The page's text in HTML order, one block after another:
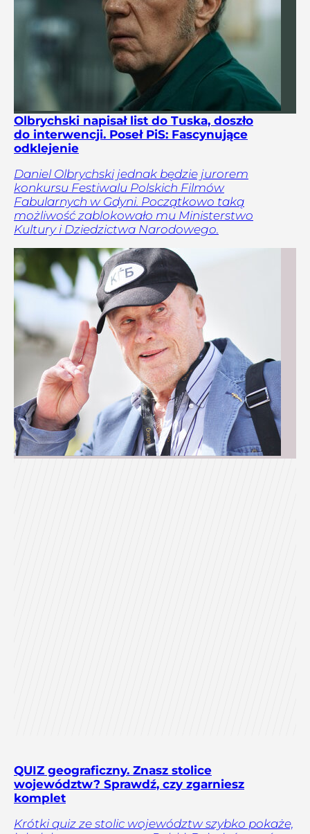
Olbrychski napisał list do Tuska, doszło
do interwencji. Poseł PiS: Fascynujące
odklejenie
Daniel Olbrychski jednak będzie jurorem
konkursu Festiwalu Polskich Filmów
Fabularnych w Gdyni. Początkowo taką
możliwość zablokowało mu Ministerstwo
Kultury i Dziedzictwa Narodowego.
QUIZ geograficzny. Znasz stolice
województw? Sprawdź, czy zgarniesz
komplet
Krótki quiz ze stolic województw szybko pokaże,